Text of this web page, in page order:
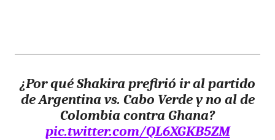
¿Por qué Shakira prefirió ir al partido
de Argentina vs. Cabo Verde y no al de
Colombia contra Ghana?
pic.twitter.com/QL6XGKB5ZM